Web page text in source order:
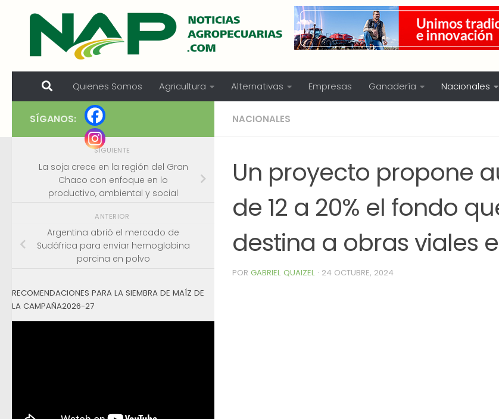
Skip to content
Quienes Somos Agricultura Alternativas Empresas Ganadería Nacionales
NACIONALES
Un proyecto propone
de 12 a 20% el fondo
destina a obras viales
POR GABRIEL QUAIZEL · 24 OCTUBRE, 2024
SÍGANOS:
SIGUIENTE
La soja crece en la región del Gran
Chaco con enfoque en lo
productivo, ambiental y social
ANTERIOR
Argentina abrió el mercado de
Sudáfrica para enviar hemoglobina
porcina en polvo
RECOMENDACIONES PARA LA SIEMBRA DE MAÍZ DE
LA CAMPAÑA2026-27